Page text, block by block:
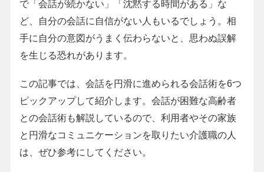
で「会話が続かない」「沈黙する時間がある」な
ど、自分の会話に自信がない人もいるでしょう。相
手に自分の意図がうまく伝わらないと、思わぬ誤解
を生じる恐れがあります。
この記事では、会話を円滑に進められる会話術を6つ
ピックアップして紹介します。会話が困難な高齢者
との会話術も解説しているので、利用者やその家族
と円滑なコミュニケーションを取りたい介護職の人
は、ぜひ参考にしてください。